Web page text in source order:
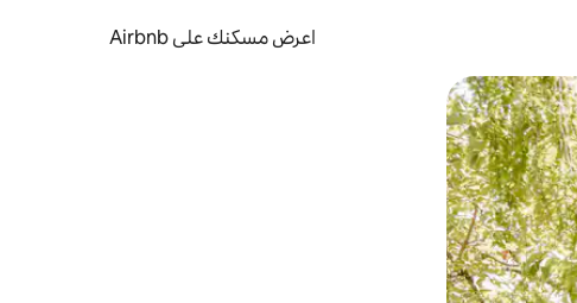
اعرض مسكنك على Airbnb